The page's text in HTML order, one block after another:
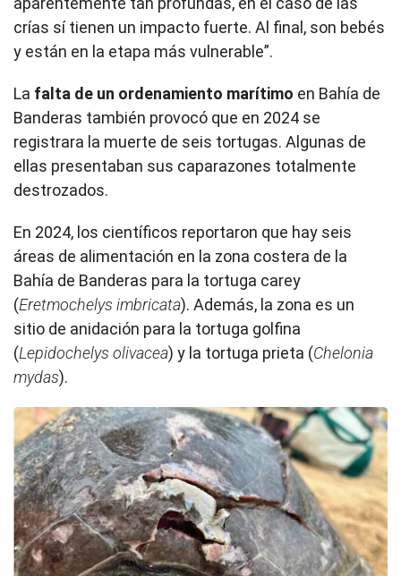
crías sí tienen un impacto fuerte. Al final, son bebés
y están en la etapa más vulnerable”.
La falta de un ordenamiento marítimo en Bahía de
Banderas también provocó que en 2024 se
registrara la muerte de seis tortugas. Algunas de
ellas presentaban sus caparazones totalmente
destrozados.
En 2024, los científicos reportaron que hay seis
áreas de alimentación en la zona costera de la
Bahía de Banderas para la tortuga carey
(Eretmochelys imbricata). Además, la zona es un
sitio de anidación para la tortuga golfina
(Lepidochelys olivacea) y la tortuga prieta (Chelonia
mydas).